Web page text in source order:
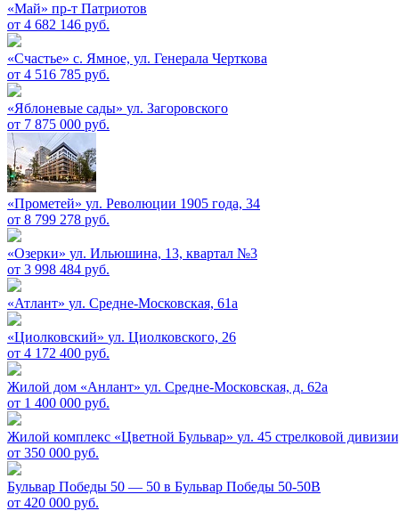
«Май» пр-т Патриотов
от 4 682 146 руб.
«Счастье» c. Ямное, ул. Генерала Черткова
от 4 516 785 руб.
«Яблоневые сады» ул. Загоровского
от 7 875 000 руб.
«Прометей» ул. Революции 1905 года, 34
от 8 799 278 руб.
«Озерки» ул. Ильюшина, 13, квартал №3
от 3 998 484 руб.
«Атлант» ул. Средне-Московская, 61а
«Циолковский» ул. Циолковского, 26
от 4 172 400 руб.
Жилой дом «Анлант» ул. Средне-Московская, д. 62а
от 1 400 000 руб.
Жилой комплекс «Цветной Бульвар» ул. 45 стрелковой
от 350 000 руб.
Бульвар Победы 50 — 50 в Бульвар Победы 50-50В
от 420 000 руб.